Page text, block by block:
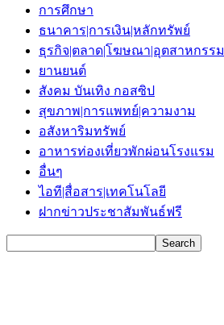
การศึกษา
ธนาคาร|การเงิน|หลักทรัพย์
ธุรกิจ|ตลาด|โฆษณา|อุตสาหกรรม
ยานยนต์
สังคม บันเทิง กอสซิป
สุขภาพ|การแพทย์|ความงาม
อสังหาริมทรัพย์
อาหารท่องเที่ยวพักผ่อนโรงแรม
อื่นๆ
ไอที|สื่อสาร|เทคโนโลยี
ฝากข่าวประชาสัมพันธ์ฟรี